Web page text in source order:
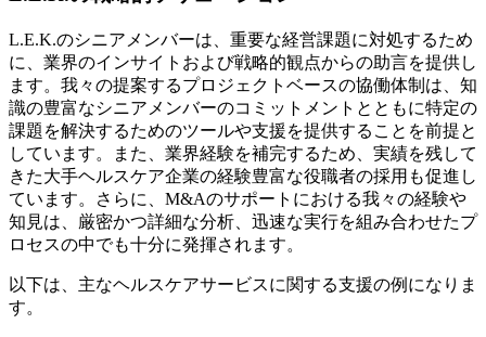
L.E.K.のシニアメンバーは、重要な経営課題に対処するため
に、業界のインサイトおよび戦略的観点からの助言を提供し
ます。我々の提案するプロジェクトベースの協働体制は、知
識の豊富なシニアメンバーのコミットメントとともに特定の
課題を解決するためのツールや支援を提供することを前提と
しています。また、業界経験を補完するため、実績を残して
きた大手ヘルスケア企業の経験豊富な役職者の採用も促進し
ています。さらに、M&Aのサポートにおける我々の経験や
知見は、厳密かつ詳細な分析、迅速な実行を組み合わせたプ
ロセスの中でも十分に発揮されます。
以下は、主なヘルスケアサービスに関する支援の例になりま
す。